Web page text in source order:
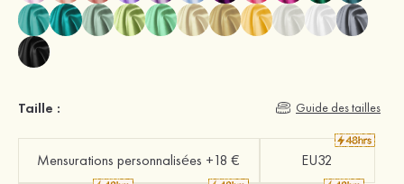
Taille : Guide des tailles
Mensurations personnalisées +18 € EU32